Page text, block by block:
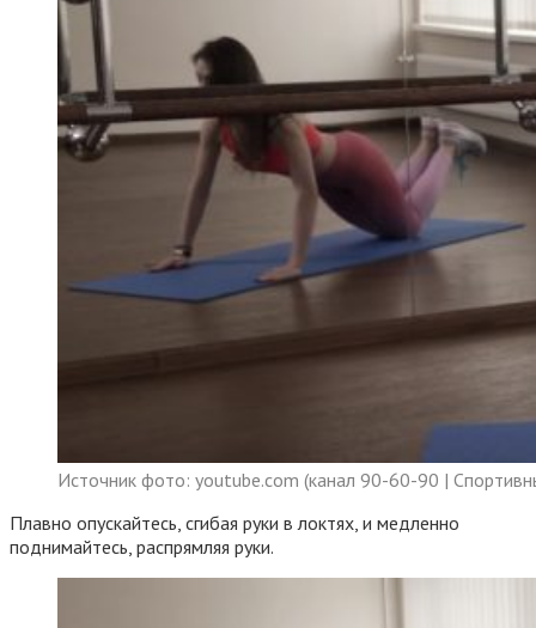
Источник фото: youtube.com (канал 90-60-90 |
Плавно опускайтесь, сгибая руки в локтях, и медленно
поднимайтесь, распрямляя руки.